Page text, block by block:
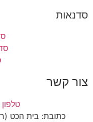
סדנאות
צור קשר
טלפון :072-392-
כתובת: בית הכט